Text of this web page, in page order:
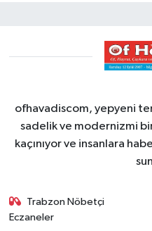
ofhavadiscom, yepyeni
sadelik ve modernizmi
kaçınıyor ve insanlara
Trabzon Nöbetçi
Eczaneler